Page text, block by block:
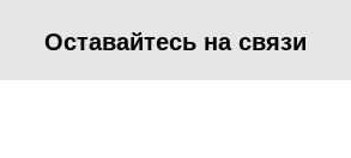
Оставайтесь на связи